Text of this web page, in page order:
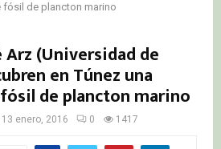
fósil de plancton marino
Arz (Universidad de
en Túnez una
de plancton marino
13 enero, 2016 0 1417